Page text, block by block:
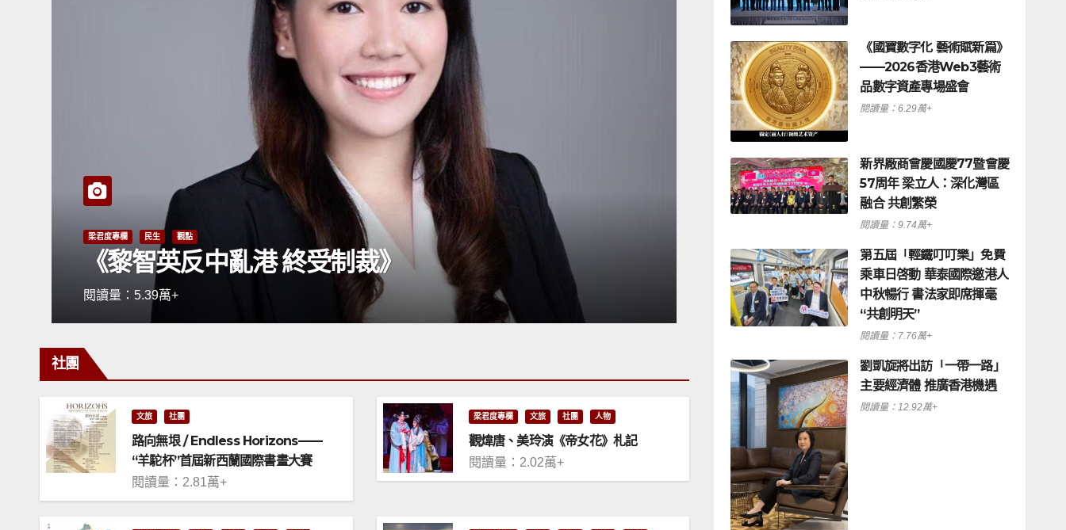
《今日中國（四）》
閱讀量：8.38萬+
《今日中國（
閱讀量：5.52萬+
社團
文旅 社團
路向無垠 / Endless Horizons——
“羊駝杯”首屆新西蘭國際書畫大賽
閱讀量：2.81萬+
梁君度專欄 文旅 社團 人物
觀煒唐、美玲演《帝女花》札記
閱讀量：2.02萬+
《國寶數字化 藝術賦新篇》
——2026香港Web3藝術
品數字資產專場盛會
閱讀量：6.29萬+
新界廠商會慶國慶77暨會慶
57周年 梁立人：深化灣區
融合 共創繁榮
閱讀量：9.74萬+
第五屆「輕鐵叮叮樂」免費
乘車日啓動 華泰國際邀港人
中秋暢行 書法家即席揮毫
“共創明天”
閱讀量：7.76萬+
劉凱旋將出訪「一帶一路」
主要經濟體 推廣香港機遇
閱讀量：12.92萬+